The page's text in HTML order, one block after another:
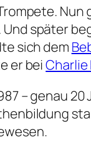
Nun
Und später
sich dem
er beiCharlie
– genau